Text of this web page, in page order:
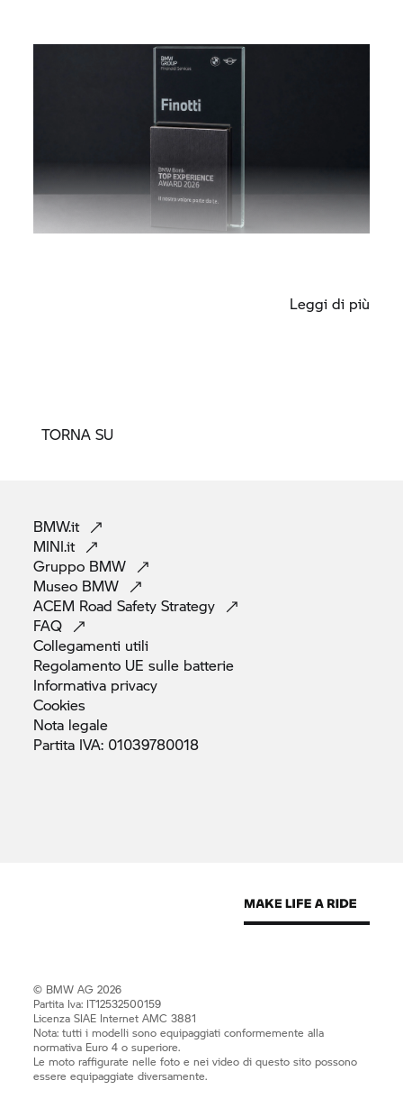
Leggi di più
TORNA SU
BMW.it
MINI.it
Gruppo BMW
Museo BMW
ACEM Road SafetyStrategy
FAQ
Collegamenti utili
Regolamento UE sulle batterie
Informativa privacy
Cookies
Nota legale
Partita IVA: 01039780018
© BMW AG 2026
Partita Iva: IT12532500159
Licenza SIAE Internet AMC 3881
Nota: tutti i modelli sono equipaggiati conformemente alla
normativa Euro 4 o superiore.
Le moto raffigurate nelle foto e nei video di questo sito possono
essere equipaggiate diversamente.